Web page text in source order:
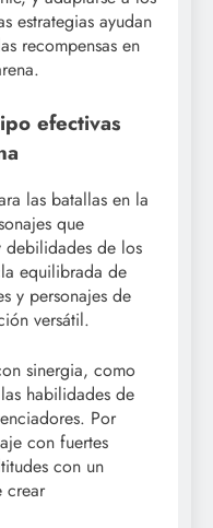
estrategias ayudan
recompensas en
efectivas
las batallas en la
que
debilidades de los
equilibrada de
y personajes de
versátil.
sinergia, como
habilidades de
Por
con fuertes
con un
crear